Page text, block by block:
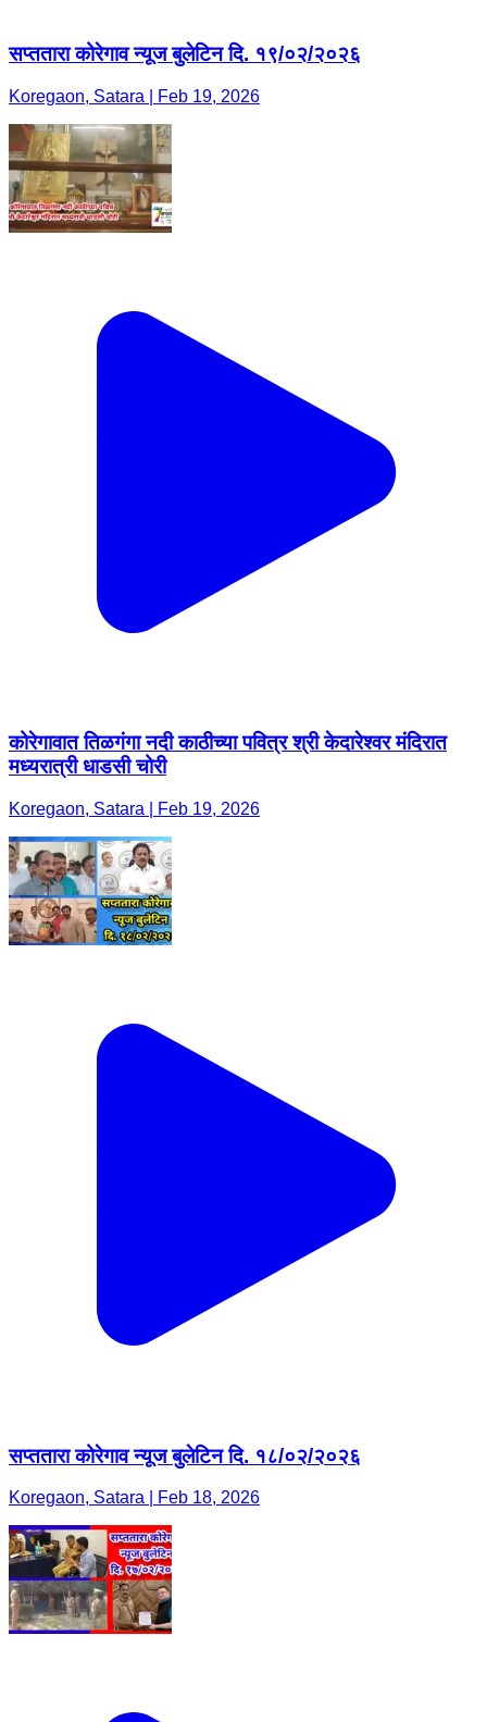
सप्ततारा कोरेगाव न्यूज बुलेटिन दि. १९/०२/२०२६
Koregaon, Satara | Feb 19, 2026
कोरेगावात तिळगंगा नदी काठीच्या पवित्र श्री केदारेश्वर मंदिरात
मध्यरात्री धाडसी चोरी
Koregaon, Satara | Feb 19, 2026
सप्ततारा कोरेगाव न्यूज बुलेटिन दि. १८/०२/२०२६
Koregaon, Satara | Feb 18, 2026